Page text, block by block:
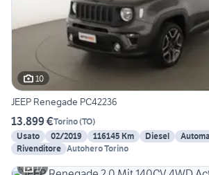
10
JEEP Renegade PC42236
13.899 €Torino(TO)
Usato
02/2019 116145 Km Diesel
Rivenditore Autohero Torino
17